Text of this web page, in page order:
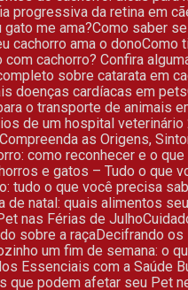
progressiva da retina em
gato me ama? Como saber
cachorro ama o dono
com cachorro? Confira
sobre catarata em
doenças cardíacas em pets
o transporte de animais
de um hospital
Compreenda as Origens,
como reconhecer e o
e gatos – Tudo o que
tudo o que você precisa
de natal: quais alimentos
nas Férias de Julho
sobre a raça
Decifrando
um fim de semana: o
Essenciais com a Saúde
que podem afetar seu Pet